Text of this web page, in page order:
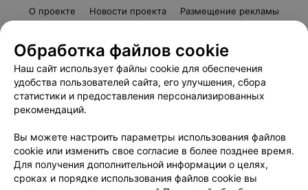
О проекте Новости проекта
Размещение рекламы
Пользовательское соглашение
Способы оплаты
Вакансии
Партнеры
Написать руководителю 103.by
Обработка персональных данных
Обработка файлов cookie
Наш сайт использует файлы cookie для обеспечения
удобства пользователей сайта, его улучшения, сбора
статистики и предоставления персонализированных
рекомендаций.
Вы можете настроить параметры использования файлов
cookie или изменить свое согласие в более позднее время.
Для получения дополнительной информации о целях,
сроках и порядке использования файлов cookie вы